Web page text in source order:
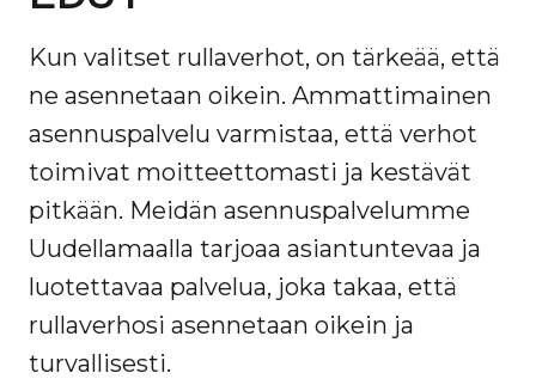
Kun valitset rullaverhot, on tärkeää, että
ne asennetaan oikein. Ammattimainen
asennuspalvelu varmistaa, että verhot
toimivat moitteettomasti ja kestävät
pitkään. Meidän asennuspalvelumme
Uudellamaalla tarjoaa asiantuntevaa ja
luotettavaa palvelua, joka takaa, että
rullaverhosi asennetaan oikein ja
turvallisesti.